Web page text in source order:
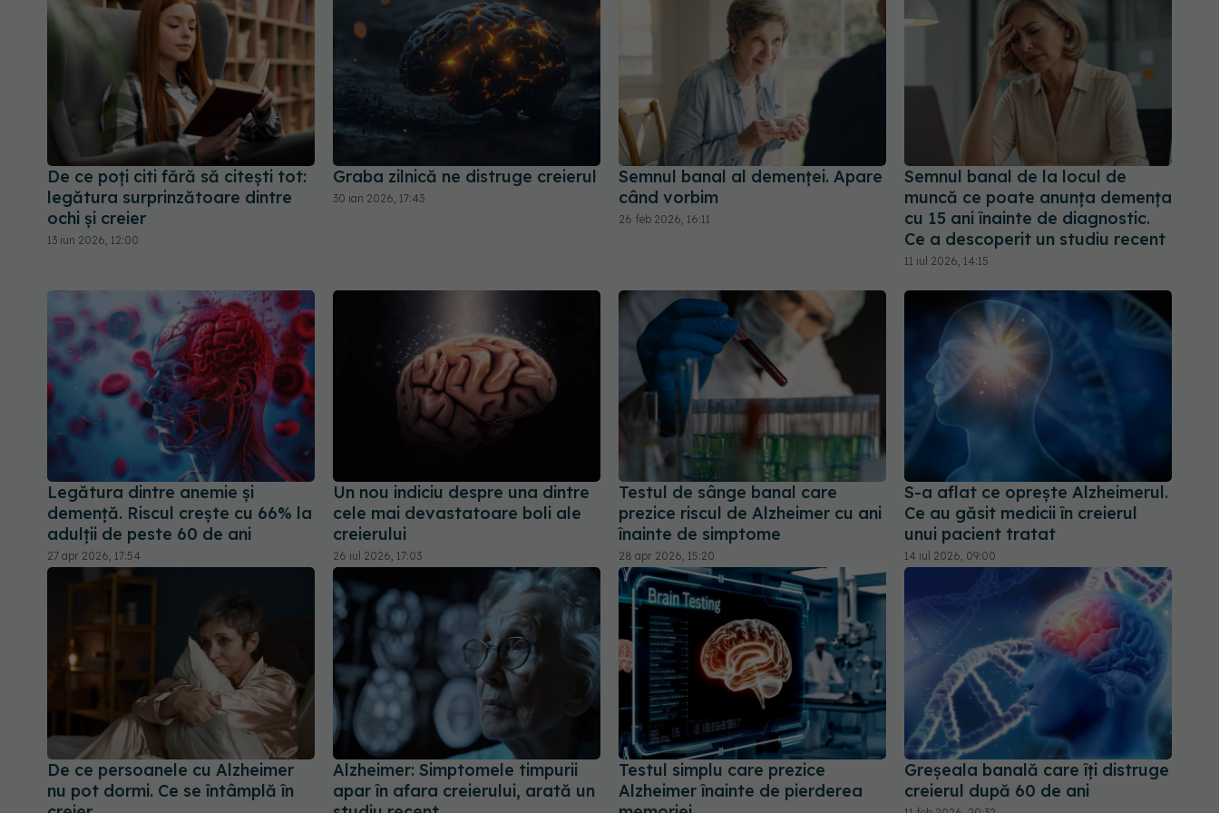
De ce poți citi fără să citești tot:
legătura surprinzătoare dintre
ochi și creier
13 iun 2026, 12:00
Graba zilnică ne distruge creierul
30 ian 2026, 17:43
Semnul banal al demenței. Apare
când vorbim
26 feb 2026, 16:11
Semnul banal de la locul de
muncă ce poate anunța demența
cu 15 ani înainte de diagnostic.
Ce a descoperit un studiu recent
11 iul 2026, 14:15
Legătura dintre anemie și
demență. Riscul crește cu 66% la
adulții de peste 60 de ani
27 apr 2026, 17:54
Un nou indiciu despre una dintre
cele mai devastatoare boli ale
creierului
26 iul 2026, 17:03
Testul de sânge banal care
prezice riscul de Alzheimer cu ani
înainte de simptome
28 apr 2026, 15:20
S-a aflat ce oprește Alzheimerul.
Ce au găsit medicii în creierul
unui pacient tratat
14 iul 2026, 09:00
De ce persoanele cu Alzheimer
nu pot dormi. Ce se întâmplă în
Alzheimer: Simptomele timpurii
apar în afara creierului, arată un
Testul simplu care prezice
Alzheimer înainte de pierderea
Greșeala banală care îți distruge
creierul după 60 de ani